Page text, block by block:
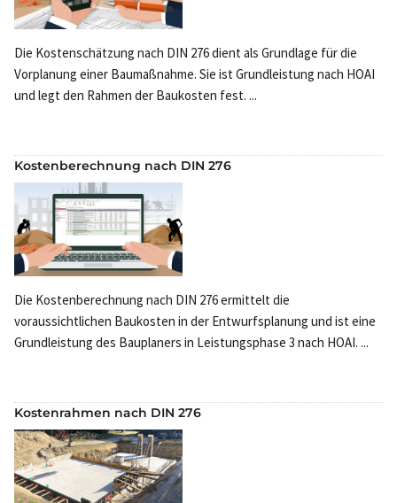
Die Kostenschätzung nach DIN 276 dient als Grundlage für die
Vorplanung einer Baumaßnahme. Sie ist Grundleistung nach HOAI
und legt den Rahmen der Baukosten fest. ...
Kostenberechnung nach DIN 276
Die Kostenberechnung nach DIN 276 ermittelt die
voraussichtlichen Baukosten in der Entwurfsplanung und ist eine
Grundleistung des Bauplaners in Leistungsphase 3 nach HOAI. ...
Kostenrahmen nach DIN 276